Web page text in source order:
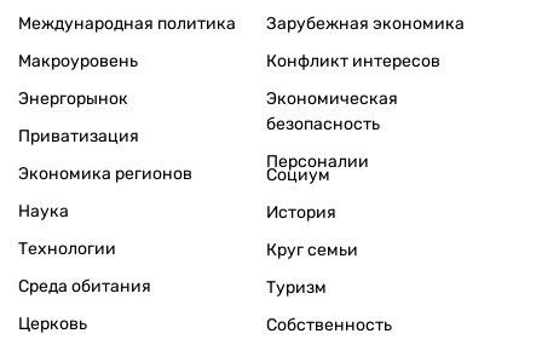
Международная политика
Макроуровень
Энергорынок
Приватизация
Экономика регионов
Зарубежная экономика
Конфликт интересов
Экономическая
безопасность
Персоналии
Наука
Технологии
Среда обитания
Церковь
Социум
История
Круг семьи
Туризм
Собственность